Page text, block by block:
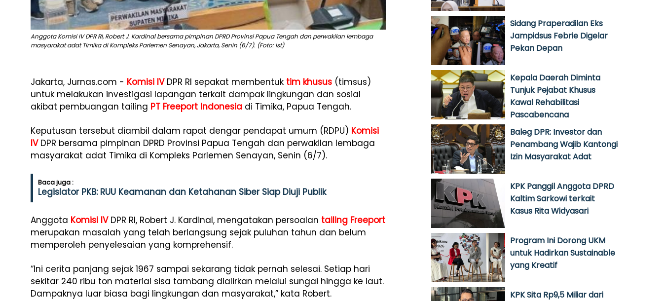
Anggota Komisi IV DPR RI, Robert J. Kardinal bersama pimpinan DPRD Provinsi Papua Tengah dan perwakilan lembaga
masyarakat adat Timika di Kompleks Parlemen Senayan, Jakarta, Senin (6/7). (Foto: Ist)
Jakarta, Jurnas.com - Komisi IVDPR RI sepakat membentuk tim khusus (timsus)
untuk melakukan investigasi lapangan terkait dampak lingkungan dan sosial
akibat pembuangan tailing PT Freeport Indonesia di Timika, Papua Tengah.
Keputusan tersebut diambil dalam rapat dengar pendapat umum (RDPU) Komisi
IVDPR bersama pimpinan DPRD Provinsi Papua Tengah dan perwakilan lembaga
masyarakat adat Timika di Kompleks Parlemen Senayan, Senin (6/7).
Baca juga :
Legislator PKB: RUU Keamanan dan Ketahanan Siber Siap Diuji Publik
Anggota Komisi IVDPR RI, Robert J. Kardinal, mengatakan persoalan tailing Freeport
merupakan masalah yang telah berlangsung sejak puluhan tahun dan belum
memperoleh penyelesaian yang komprehensif.
“Ini cerita panjang sejak 1967 sampai sekarang tidak pernah selesai. Setiap hari
sekitar 240 ribu ton material sisa tambang dialirkan melalui sungai hingga ke laut.
Dampaknya luar biasa bagi lingkungan dan masyarakat,” kata Robert.
Sidang Praperadilan Eks
Jampidsus Febrie Digelar
Pekan Depan
Kepala Daerah Diminta
Tunjuk Pejabat Khusus
Kawal Rehabilitasi
Pascabencana
Baleg DPR: Investor dan
Penambang Wajib Kantongi
Izin Masyarakat Adat
KPK Panggil Anggota DPRD
Kaltim Sarkowi terkait
Kasus Rita Widyasari
Program Ini Dorong UKM
untuk Hadirkan Sustainable
yang Kreatif
KPK Sita Rp9,5 Miliar dari